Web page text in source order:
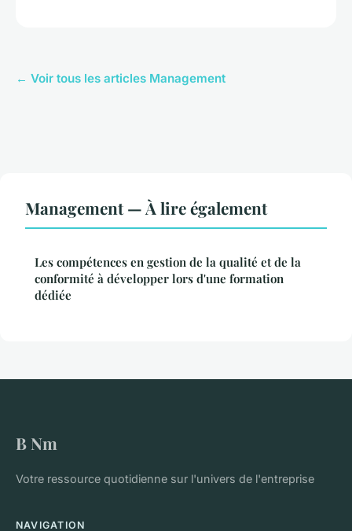
← Voir tous les articles Management
Management — À lire également
Les compétences en gestion de la qualité et de la
conformité à développer lors d'une formation
dédiée
B Nm
Votre ressource quotidienne sur l'univers de l'entreprise
NAVIGATION